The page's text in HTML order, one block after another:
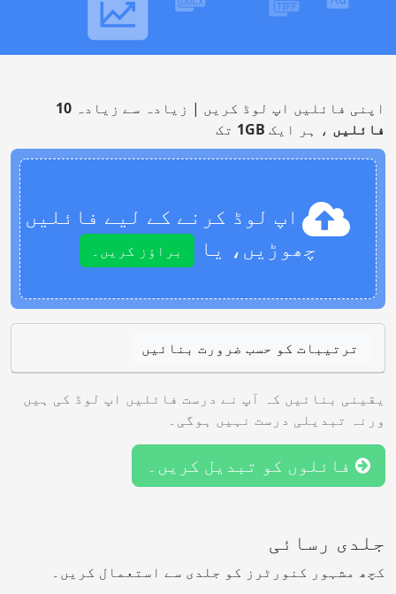
اپنی فائلیں اپ لوڈ کریں | زیادہ سے زیادہ 10
فائلیں ، ہر ایک 1GB تک
اپ لوڈ کرنے کے لیے فائلیں
چھوڑیں، یا
براؤز کریں۔
ترتیبات کو حسب ضرورت بنائیں
یقینی بنائیں کہ آپ نے درست فائلیں اپ لوڈ کی ہیں
ورنہ تبدیلی درست نہیں ہوگی۔
فائلوں کو تبدیل کریں۔
جلدی رسائی
کچھ مشہور کنورٹرز کو جلدی سے استعمال کریں۔